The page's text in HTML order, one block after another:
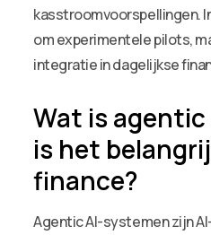
kasstroomvoorspellingen.
om experimentele pilots,
integratie in dagelijkse
Wat is agentic
is het
finance?
Agentic AI-systemen zijn